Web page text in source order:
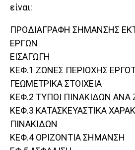
είναι:
ΠΡΟΔΙΑΓΡΑΦΗ ΣΗΜΑΝΣΗΣ
ΕΡΓΩΝ
ΕΙΣΑΓΩΓΗ
ΚΕΦ.1 ΖΩΝΕΣ ΠΕΡΙΟΧΗΣ
ΓΕΩΜΕΤΡΙΚΑ ΣΤΟΙΧΕΙΑ
ΚΕΦ.2 ΤΥΠΟΙ ΠΙΝΑΚΙΔΩΝ ΑΝΑ
ΚΕΦ.3 ΚΑΤΑΣΚΕΥΑΣΤΙΚΑ
ΠΙΝΑΚΙΔΩΝ
ΚΕΦ.4 ΟΡΙΖΟΝΤΙΑ ΣΗΜΑΝΣΗ